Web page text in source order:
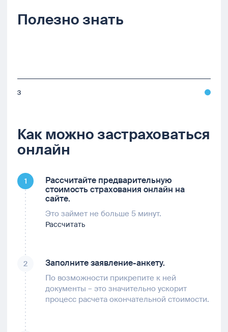
Полезно знать
3
Как можно застраховаться
онлайн
1
Рассчитайте предварительную
стоимость страхования онлайн на
сайте.
Это займет не больше 5 минут.
Рассчитать
2 Заполните заявление-анкету.
По возможности прикрепите к ней
документы – это значительно ускорит
процесс расчета окончательной стоимости.